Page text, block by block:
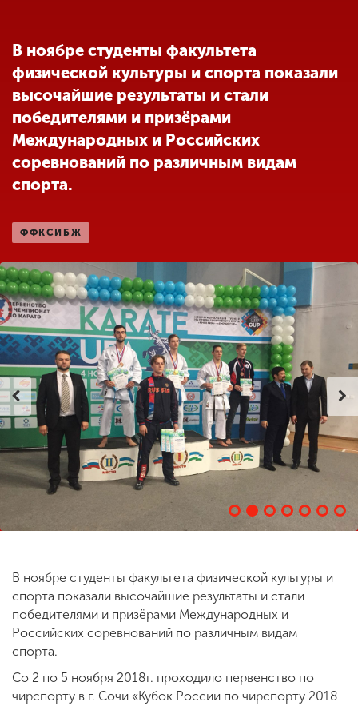
Наука
Международная
деятельность
деятельности
Студенческая жизнь
Сведения об
образовательной
организации
ENG SPN CHI
комиссия
В ноябре студенты факультета
физической культуры и спорта показали
высочайшие результаты и стали
победителями и призёрами
Международных и Российских
соревнований по различным видам
спорта.
ФФКСИБЖ
В ноябре студенты факультета физической культуры и
спорта показали высочайшие результаты и стали
победителями и призёрами Международных и
Российских соревнований по различным видам
спорта.
Со 2 по 5 ноября 2018г. проходило первенство по
чирспорту в г. Сочи «Кубок России по чирспорту 2018